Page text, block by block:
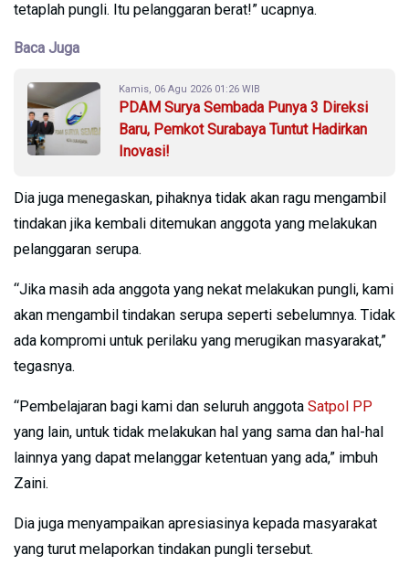
tetaplah pungli. Itu pelanggaran berat!” ucapnya.
Baca Juga
Kamis, 06 Agu 2026 01:26 WIB
PDAM Surya Sembada Punya 3 Direksi
Baru, Pemkot Surabaya Tuntut Hadirkan
Inovasi!
Dia juga menegaskan, pihaknya tidak akan ragu mengambil
tindakan jika kembali ditemukan anggota yang melakukan
pelanggaran serupa.
“Jika masih ada anggota yang nekat melakukan pungli, kami
akan mengambil tindakan serupa seperti sebelumnya. Tidak
ada kompromi untuk perilaku yang merugikan masyarakat,”
tegasnya.
“Pembelajaran bagi kami dan seluruh anggota Satpol PP
yang lain, untuk tidak melakukan hal yang sama dan hal-hal
lainnya yang dapat melanggar ketentuan yang ada,” imbuh
Zaini.
Dia juga menyampaikan apresiasinya kepada masyarakat
yang turut melaporkan tindakan pungli tersebut.